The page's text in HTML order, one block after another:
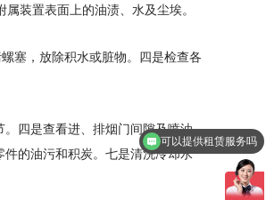
属装置表面上的油渍、水及尘埃。
塞，放除积水或脏物。四是检查各
四是查看进、排烟门间隙及喷油
的油污和积炭。七是清洗冷却水
可以提供租赁服务吗